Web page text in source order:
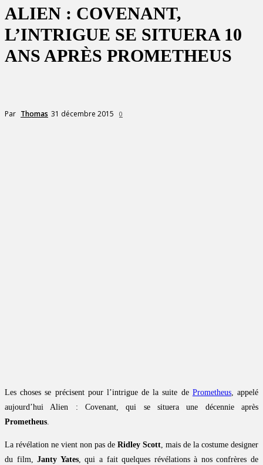
ALIEN : COVENANT,
L’INTRIGUE SE SITUERA 10
ANS APRÈS PROMETHEUS
Par Thomas 31 décembre 2015 0
Les choses se précisent pour l’intrigue de la suite de Prometheus, appelé
aujourd’hui Alien : Covenant, qui se situera une décennie après
Prometheus.
La révélation ne vient non pas de Ridley Scott, mais de la costume designer
du film,Janty Yates, qui a fait quelques révélations à nos confrères de